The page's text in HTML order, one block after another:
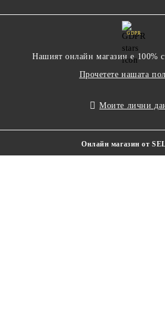
GDPR
Нашият онлайн магазин е 100%
Прочетете нашата
Моите лични
Онлайн магазин от